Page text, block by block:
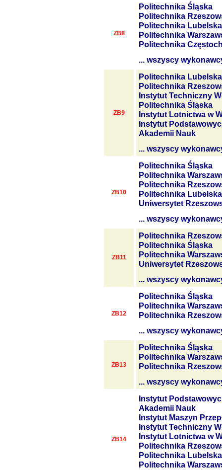
ZB8
Politechnika Śląska
Politechnika
Politechnika Lubelska
Politechnika
Politechnika
... wszyscy
ZB9
Politechnika Lubelska
Politechnika
Instytut Techniczny
Politechnika Śląska
Instytut Lotnictwa w
Instytut
Akademii Nauk
... wszyscy
ZB10
Politechnika Śląska
Politechnika
Politechnika
Politechnika Lubelska
Uniwersytet
... wszyscy
ZB11
Politechnika
Politechnika Śląska
Politechnika
Uniwersytet
... wszyscy
ZB12
Politechnika Śląska
Politechnika
Politechnika
... wszyscy
ZB13
Politechnika Śląska
Politechnika
Politechnika
... wszyscy
ZB14
Instytut
Akademii Nauk
Instytut Maszyn
Instytut Techniczny
Instytut Lotnictwa w
Politechnika
Politechnika Lubelska
Politechnika